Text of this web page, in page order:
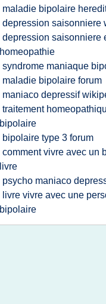
maladie bipolaire
depression saisonniere
depression saisonniere
homeopathie
syndrome maniaque
maladie bipolaire forum
maniaco depressif
traitement
bipolaire
bipolaire type 3 forum
comment vivre avec un
livre
psycho maniaco
livre vivre avec une
bipolaire